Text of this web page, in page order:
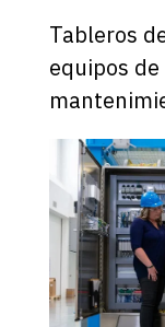
Tableros
equipos